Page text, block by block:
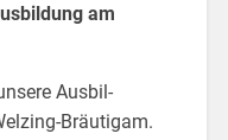
am
Aus­bil­
Bräu­ti­gam.